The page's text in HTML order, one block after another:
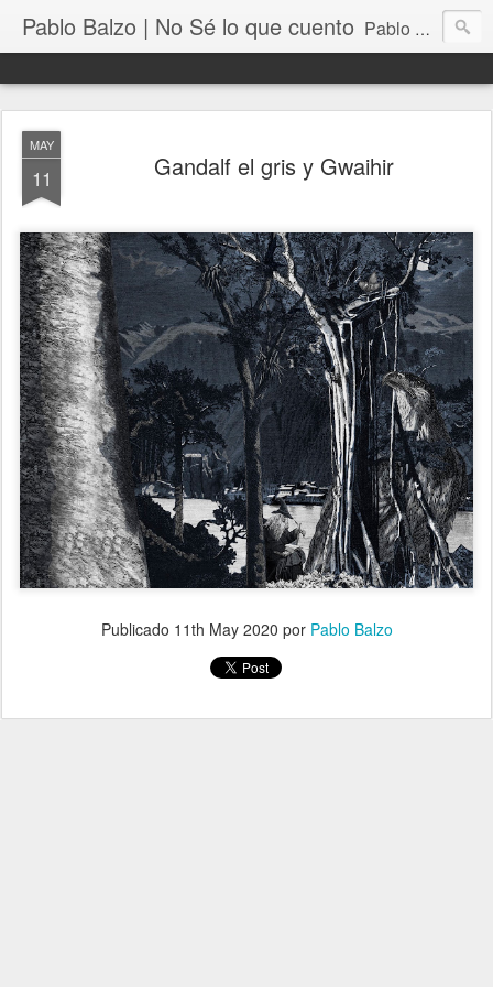
Pablo Balzo | No Sé lo que cuento Pablo Balzo Ilustración-collage
MAY
11 Gandalf el gris y Gwaihir
Publicado 11th May 2020 por Pablo Balzo